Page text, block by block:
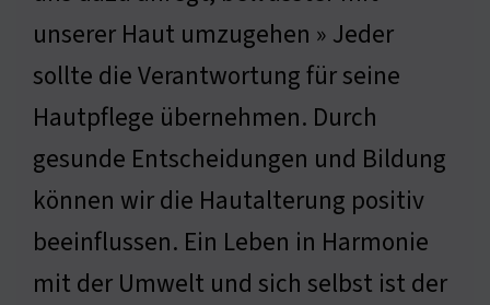
unserer Haut umzugehen » Jeder
sollte die Verantwortung für seine
Hautpflege übernehmen. Durch
gesunde Entscheidungen und Bildung
können wir die Hautalterung positiv
beeinflussen. Ein Leben in Harmonie
mit der Umwelt und sich selbst ist der